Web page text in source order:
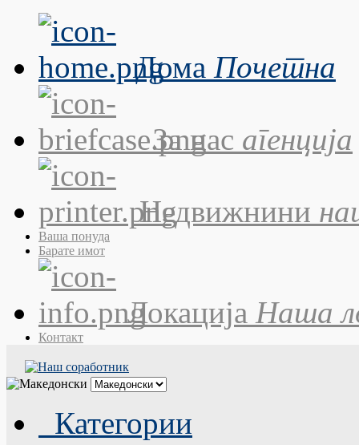
Дома Почетна
За нас агенција
Недвижнини
Ваша понуда
Барате имот
Локација Наша
Контакт
Категории